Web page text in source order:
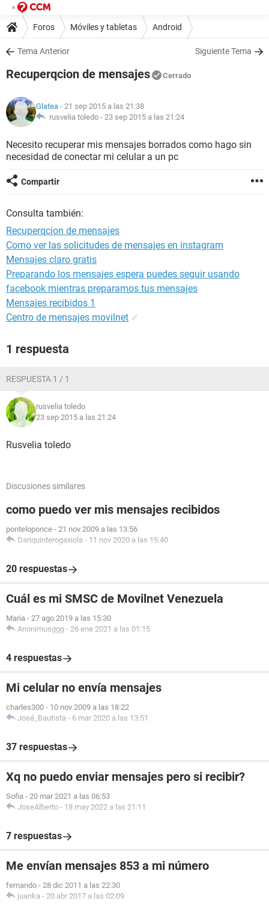
Foros Móviles y tabletas Android
Tema Anterior Siguiente Tema
Recuperqcion de mensajes Cerrado
Glatea - 21 sep 2015 a las 21:38
rusvelia toledo - 23 sep 2015 a las 21:24
Necesito recuperar mis mensajes borrados como hago sin
necesidad de conectar mi celular a un pc
Compartir
Consulta también:
Recuperqcion de mensajes
Como ver las solicitudes de mensajes en instagram
Mensajes claro gratis
Preparando los mensajes espera puedes seguir usando
facebook mientras preparamos tus mensajes
Mensajes recibidos 1
Centro de mensajes movilnet ✓
1 respuesta
RESPUESTA 1 / 1
rusvelia toledo
23 sep 2015 a las 21:24
Rusvelia toledo
Discusiones similares
como puedo ver mis mensajes recibidos
ponteloponce - 21 nov 2009 a las 13:56
Dariquinterogaxiola - 11 nov 2020 a las 15:40
20 respuestas
Cuál es mi SMSC de Movilnet Venezuela
Maria - 27 ago 2019 a las 15:30
Anonimusggg - 26 ene 2021 a las 01:15
4 respuestas
Mi celular no envía mensajes
charles300 - 10 nov 2009 a las 18:22
José_Bautista - 6 mar 2020 a las 13:51
37 respuestas
Xq no puedo enviar mensajes pero si recibir?
Sofia - 20 mar 2021 a las 06:53
JoseAlberto - 18 may 2022 a las 21:11
7 respuestas
Me envían mensajes 853 a mi número
fernando - 28 dic 2011 a las 22:30
juanka - 20 abr 2017 a las 02:09